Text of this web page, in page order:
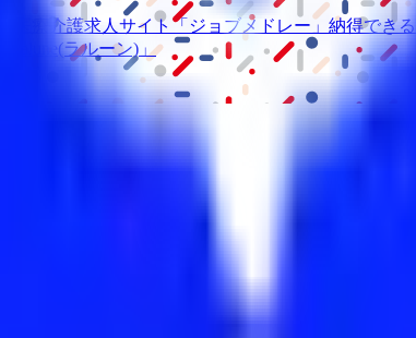
医療介護求人サイト 「ジョブメドレー」 納得できる
「Lalune(ラルーン)」